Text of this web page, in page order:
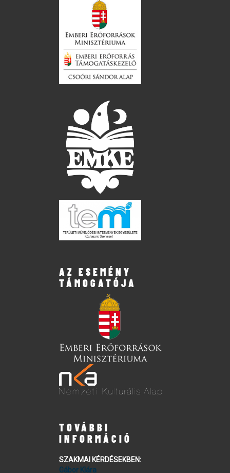
AZ ESEMÉNY
TÁMOGATÓJA
TOVÁBBI
INFORMÁCIÓ
SZAKMAI KÉRDÉSEKBEN:
Gábor Klára